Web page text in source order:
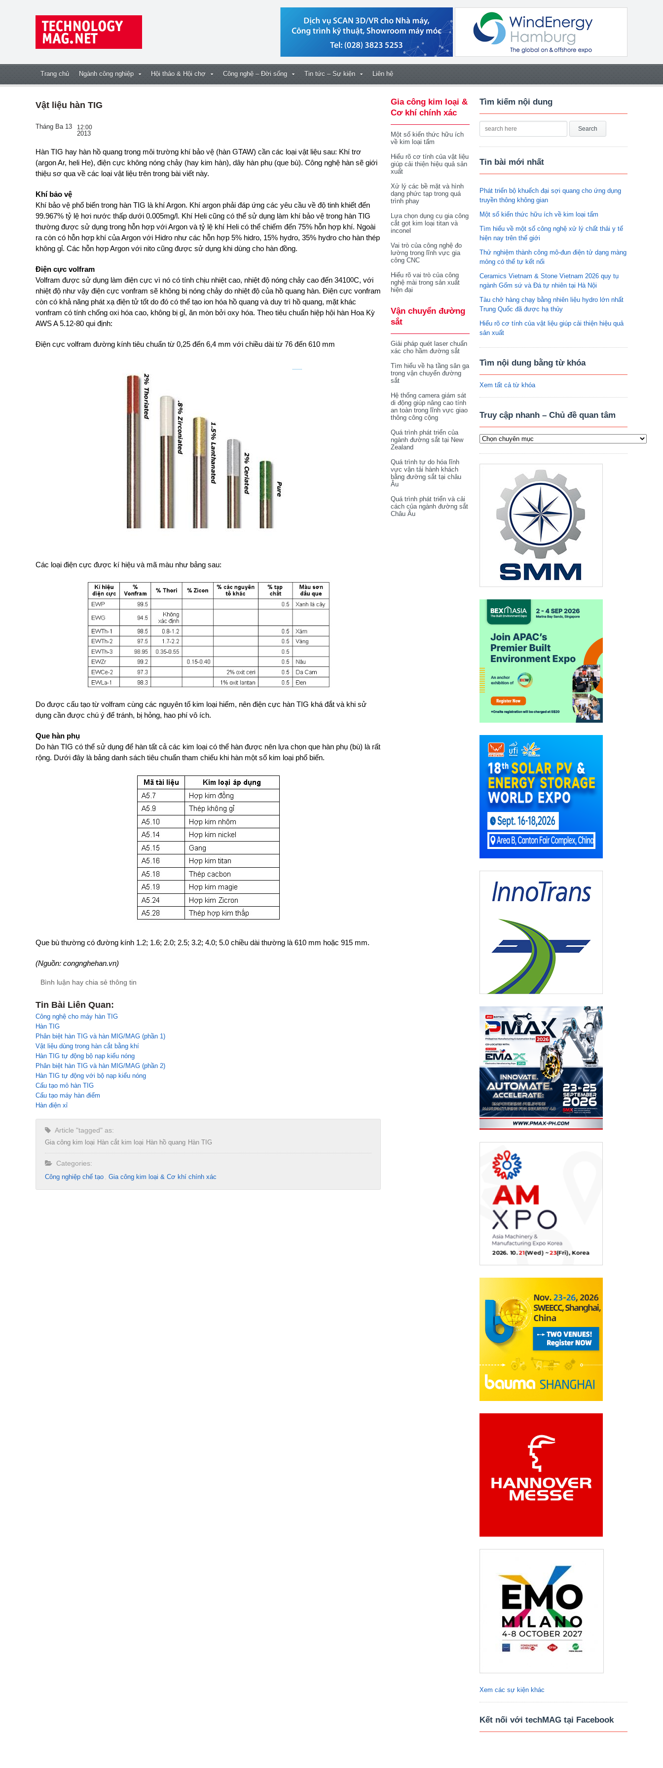
Trang chủ Ngành công nghiệp Hội thảo & Hội chợ Công nghệ – Đời sống Tin tức – Sự kiện Liên hệ
Vật liệu hàn TIG
Tháng Ba 13 12:00
2013
Hàn TIG hay hàn hồ quang trong môi trường khí bảo vệ (hàn GTAW) cần các loại vật liệu sau: Khí trơ
(argon Ar, heli He), điện cực không nóng chảy (hay kim hàn), dây hàn phụ (que bù). Công nghệ hàn sẽ giới
thiệu sơ qua về các loại vật liệu trên trong bài viết này.
Khí bảo vệ
Khí bảo vệ phổ biến trong hàn TIG là khí Argon. Khí argon phải đáp ứng các yêu cầu về độ tinh khiết đến
99.967% tỷ lệ hơi nước thấp dưới 0.005mg/l. Khí Heli cũng có thể sử dụng làm khí bảo vệ trong hàn TIG
thường được sử dụng trong hỗn hợp với Argon và tỷ lệ khí Heli có thể chiếm đến 75% hỗn hợp khí. Ngoài
ra còn có hỗn hợp khí của Argon với Hidro như các hỗn hợp 5% hidro, 15% hydro, 35% hydro cho hàn thép
không gỉ. Các hỗn hợp Argon với nito cũng được sử dụng khi dùng cho hàn đồng.
Điện cực volfram
Volfram được sử dụng làm điện cực vì nó có tính chịu nhiệt cao, nhiệt độ nóng chảy cao đến 34100C, với
nhiệt độ như vậy điện cực vonfram sẽ không bị nóng chảy do nhiệt độ của hồ quang hàn. Điện cực vonfram
còn có khả năng phát xạ điện tử tốt do đó có thể tạo ion hóa hồ quang và duy trì hồ quang, mặt khác
vonfram có tính chống oxi hóa cao, không bị gỉ, ăn mòn bởi oxy hóa. Theo tiêu chuẩn hiệp hội hàn Hoa Kỳ
AWS A 5.12-80 qui định:
Điện cực volfram đường kính tiêu chuẩn từ 0,25 đến 6,4 mm với chiều dài từ 76 đến 610 mm
Các loại điện cực được kí hiệu và mã màu như bảng sau:
Do được cấu tạo từ volfram cùng các nguyên tố kim loại hiếm, nên điện cực hàn TIG khá đắt và khi sử
dụng cần được chú ý để tránh, bị hỏng, hao phí vô ích.
Que hàn phụ
Do hàn TIG có thể sử dụng để hàn tất cả các kim loại có thể hàn được nên lựa chọn que hàn phụ (bù) là rất
rộng. Dưới đây là bảng danh sách tiêu chuẩn tham chiếu khi hàn một số kim loại phổ biến.
Que bù thường có đường kính 1.2; 1.6; 2.0; 2.5; 3.2; 4.0; 5.0 chiều dài thường là 610 mm hoặc 915 mm.
(Nguồn: congnghehan.vn)
Bình luận hay chia sẻ thông tin
Tin Bài Liên Quan:
Công nghệ cho máy hàn TIG
Hàn TIG
Phân biệt hàn TIG và hàn MIG/MAG (phần 1)
Vật liệu dùng trong hàn cắt bằng khí
Hàn TIG tự động bộ nạp kiểu nóng
Phân biệt hàn TIG và hàn MIG/MAG (phần 2)
Hàn TIG tự động với bộ nạp kiểu nóng
Cấu tạo mỏ hàn TIG
Cấu tạo máy hàn điểm
Hàn điện xỉ
Article "tagged" as:
Gia công kim loại Hàn cắt kim loại Hàn hồ quang Hàn TIG
Categories:
Công nghiệp chế tạo​ Gia công kim loại & Cơ khí chính xác
Gia công kim loại &
Cơ khí chính xác
Một số kiến thức hữu ích
về kim loại tấm
Hiểu rõ cơ tính của vật liệu
giúp cải thiện hiệu quả sản
xuất
Xử lý các bề mặt và hình
dạng phức tạp trong quá
trình phay
Lựa chọn dụng cụ gia công
cắt gọt kim loại titan và
inconel
Vai trò của công nghệ đo
lường trong lĩnh vực gia
công CNC
Hiểu rõ vai trò của công
nghệ mài trong sản xuất
hiện đại
Vận chuyển đường
sắt
Giải pháp quét laser chuẩn
xác cho hầm đường sắt
Tìm hiểu về hạ tầng sân ga
trong vận chuyển đường
sắt
Hệ thống camera giám sát
di động giúp nâng cao tính
an toàn trong lĩnh vực giao
thông công cộng
Quá trình phát triển của
ngành đường sắt tại New
Zealand
Quá trình tự do hóa lĩnh
vực vận tải hành khách
bằng đường sắt tại châu
Âu
Quá trình phát triển và cải
cách của ngành đường sắt
Châu Âu
Tìm kiếm nội dung
Tin bài mới nhất
Phát triển bộ khuếch đại sợi quang cho ứng dụng
truyền thông không gian
Một số kiến thức hữu ích về kim loại tấm
Tìm hiểu về một số công nghệ xử lý chất thải y tế
hiện nay trên thế giới
Thử nghiệm thành công mô-đun điện tử dạng màng
mỏng có thể tự kết nối
Ceramics Vietnam & Stone Vietnam 2026 quy tụ
ngành Gốm sứ và Đá tự nhiên tại Hà Nội
Tàu chở hàng chạy bằng nhiên liệu hydro lớn nhất
Trung Quốc đã được hạ thủy
Hiểu rõ cơ tính của vật liệu giúp cải thiện hiệu quả
sản xuất
Tìm nội dung bằng từ khóa
Xem tất cả từ khóa
Truy cập nhanh – Chủ đề quan tâm
Xem các sự kiện khác
Kết nối với techMAG tại Facebook